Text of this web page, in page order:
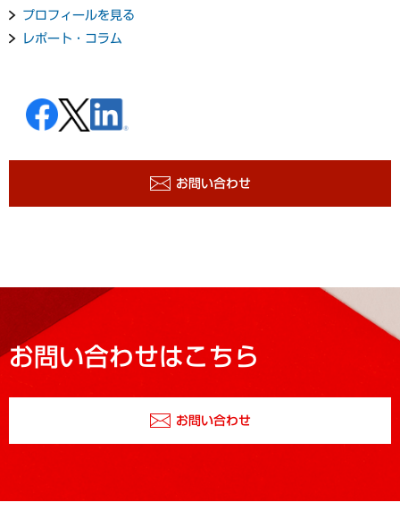
プロフィールを見る
レポート・コラム
お問い合わせ
お問い合わせはこちら
お問い合わせ